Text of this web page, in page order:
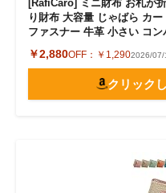
[RafiCaro] ミニ財布 お札が
り財布 大容量 じゃばら カ
ファスナー 牛革 小さい コン
￥2,880OFF： ￥1,2902026/07/
クリック